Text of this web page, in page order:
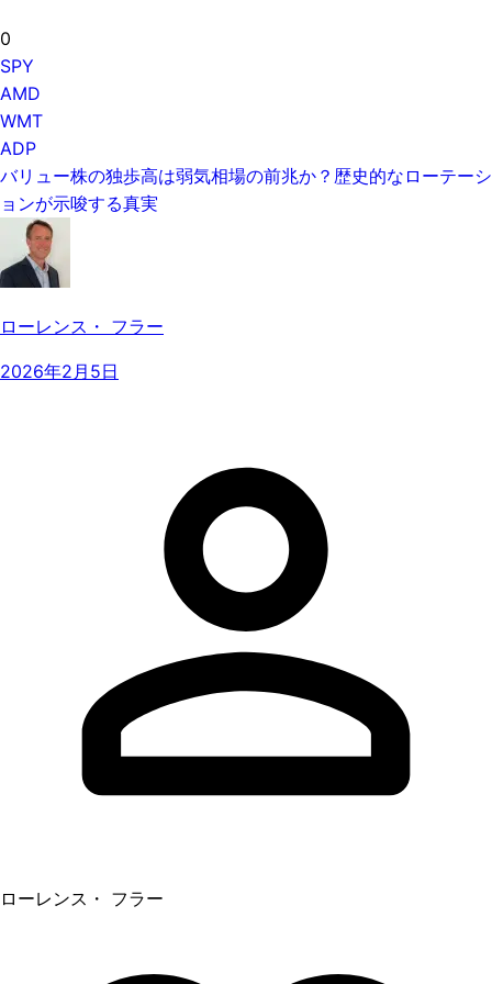
0
SPY
AMD
WMT
ADP
バリュー株の独歩高は弱気相場の前兆か？歴史的なローテーシ
ョンが示唆する真実
ローレンス・ フラー
2026年2月5日
ローレンス・ フラー